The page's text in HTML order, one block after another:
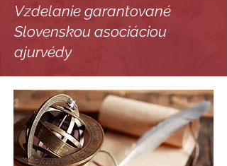
Vzdelanie garantované
Slovenskou asociáciou
ajurvédy